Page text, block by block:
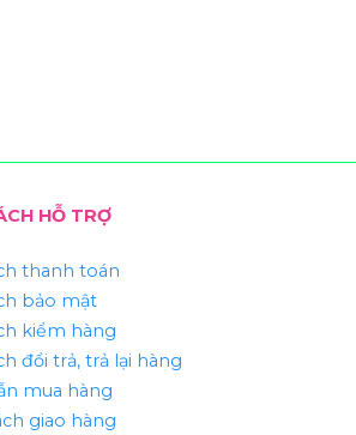
HỖ TRỢ
thanh toán
bảo mật
kiểm hàng
đổi trả, trả lại hàng
mua hàng
giao hàng